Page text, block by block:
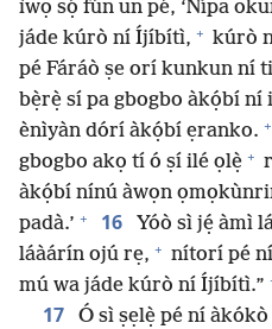
ìwọ sọ́ fún un pé, ‘Nípa
jáde kúrò ní Íjíbítì, + kúrò
pé Fáráò ṣe orí kunkun ní
bẹ̀rẹ̀ sí pa gbogbo àkọ́bí
ènìyàn dórí àkọ́bí ẹranko. +
gbogbo akọ tí ó ṣí ilé ọlẹ̀ +
àkọ́bí nínú àwọn
padà.’ + 16
Yóò sì jẹ́ àmì
láàárín ojú rẹ, + nítorí pé
mú wa jáde kúrò ní Íjíbítì.”
17
Ó sì ṣẹlẹ̀ pé ní